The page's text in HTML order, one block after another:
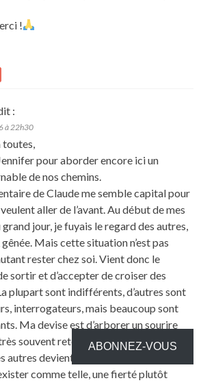
!
:
à 22h30
pour aborder encore ici un
de nos chemins.
de Claude me semble capital pour
aller de l’avant. Au début de mes
jour, je fuyais le regard des autres,
Mais cette situation n’est pas
rester chez soi. Vient donc le
sortir et d’accepter de croiser des
plupart sont indifférents, d’autres sont
interrogateurs, mais beaucoup sont
Ma devise est d’arborer un sourire
souvent retourné et finalement le
autres devient maintenant davantage un
comme telle, une fierté plutôt
ABONNEZ-VOUS